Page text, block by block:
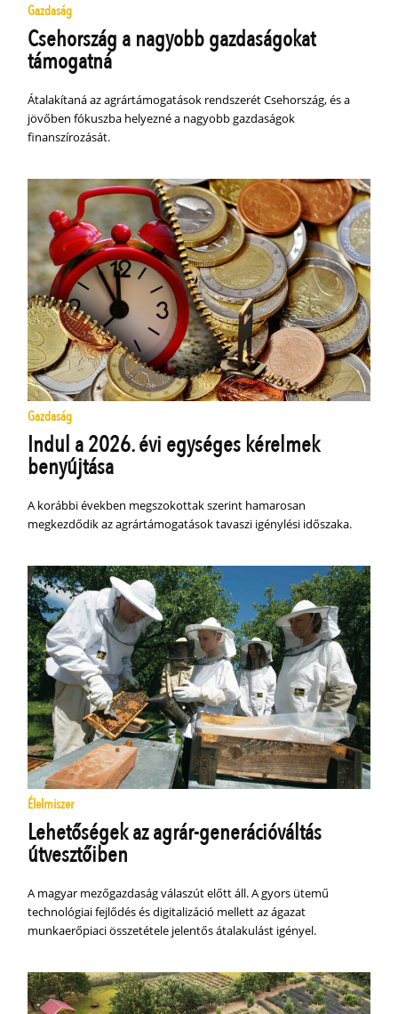
Gazdaság
Csehország a nagyobb gazdaságokat
támogatná
Átalakítaná az agrártámogatások rendszerét Csehország, és a
jövőben fókuszba helyezné a nagyobb gazdaságok
finanszírozását.
Gazdaság
Indul a 2026. évi egységes kérelmek
benyújtása
A korábbi években megszokottak szerint hamarosan
megkezdődik az agrártámogatások tavaszi igénylési időszaka.
Élelmiszer
Lehetőségek az agrár-generációváltás
útvesztőiben
A magyar mezőgazdaság válaszút előtt áll. A gyors ütemű
technológiai fejlődés és digitalizáció mellett az ágazat
munkaerőpiaci összetétele jelentős átalakulást igényel.